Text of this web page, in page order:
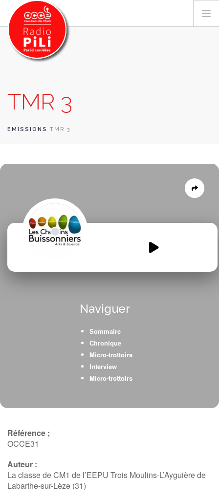
GRILLE DES PROGRAMMES
EMISSIONS / PODCASTS
CONTACT
TMR 3
EMISSIONS TMR 3
Naviguer
Sommaire
Chronique
Micro-trottoirs
Interview
Micro-trottoirs
Référence ;
OCCE31
Auteur :
La classe de CM1 de l’EEPU Trois Moulins-L’Ayguière de
Labarthe-sur-Lèze (31)